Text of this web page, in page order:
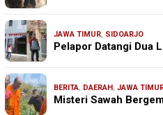
JAWA TIMUR, SIDOARJO
Pelapor Datangi Dua
BERITA, DAERAH, JAWA
Misteri Sawah